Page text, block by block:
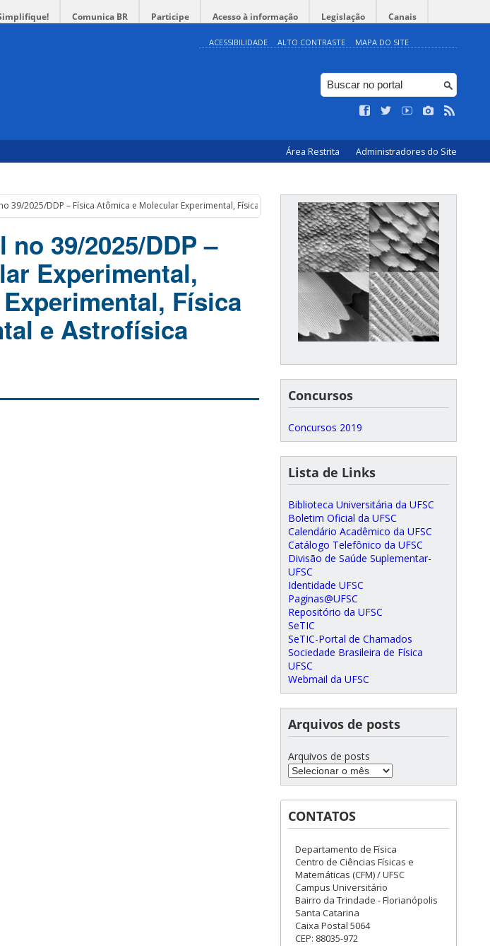
Comunica BR Participe Acesso à informação Legislação Canais
ACESSIBILIDADE ALTO CONTRASTE MAPA DO SITE
Área Restrita Administradores do Site
39/2025/DDP – Física Atômica e Molecular Experimental, Física de Altas Energias Experimental, Física dos Materiais
39/2025/DDP –
Experimental,
Física
e Astrofísica
Concursos
Concursos 2019
Lista de Links
Biblioteca Universitária da UFSC
Boletim Oficial da UFSC
Calendário Acadêmico da UFSC
Catálogo Telefônico da UFSC
Divisão de Saúde Suplementar-
UFSC
Identidade UFSC
Paginas@UFSC
Repositório da UFSC
SeTIC
SeTIC-Portal de Chamados
Sociedade Brasileira de Física
UFSC
Webmail da UFSC
Arquivos de posts
Arquivos de posts
CONTATOS
Departamento de Física
Centro de Ciências Físicas e
Matemáticas (CFM) / UFSC
Campus Universitário
Bairro da Trindade - Florianópolis
Santa Catarina
Caixa Postal 5064
CEP: 88035-972